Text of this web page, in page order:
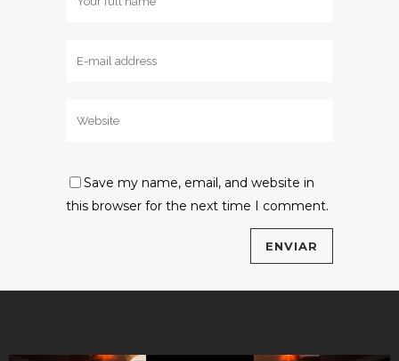
Save my name, email, and website in
this browser for the next time I comment.